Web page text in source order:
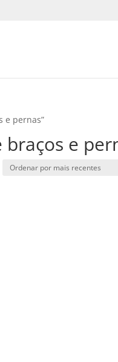
e pernas”
e